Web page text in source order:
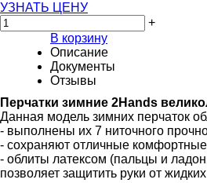
УЗНАТЬ ЦЕНУ
+
В корзину
Описание
Документы
Отзывы
Перчатки зимние 2Hands
Данная модель зимних перчаток
- выполнены их 7 ниточного
- сохраняют отличные
- облиты латексом (пальцы и
позволяет защитить руки от